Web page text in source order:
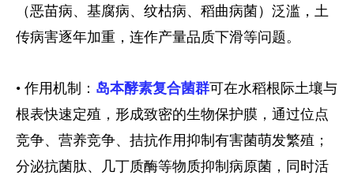
（恶苗病、基腐病、纹枯病、稻曲病菌）泛滥，土
传病害逐年加重，连作产量品质下滑等问题。
• 作用机制： 岛本酵素复合菌群可在水稻根际土壤与
根表快速定殖，形成致密的生物保护膜，通过位点
竞争、营养竞争、拮抗作用抑制有害菌萌发繁殖；
分泌抗菌肽、几丁质酶等物质抑制病原菌，同时活